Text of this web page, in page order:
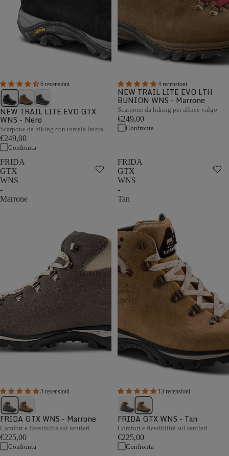
6 recensioni
NEW TRAIL LITE EVO GTX
WNS - Nero
Scarpone da hiking con tomaia intera
€249,00
Confronta
4 recensioni
NEW TRAIL LITE EVO LTH
BUNION WNS - Marrone
Scarpone da hiking per alluce valgo
€249,00
Confronta
FRIDA
GTX
WNS
-
Marrone
3 recensioni
FRIDA GTX WNS - Marrone
Comfort e flessibilità sui sentieri
€225,00
Confronta
FRIDA
GTX
WNS
-
Tan
13 recensioni
FRIDA GTX WNS - Tan
Comfort e flessibilità sui sentieri
€225,00
Confronta